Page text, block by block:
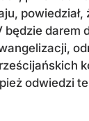
będzie darem
odwiedzi